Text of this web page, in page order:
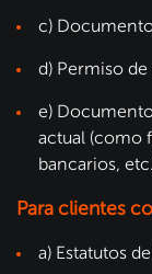
c)
d) Permiso
e)
actual (como
bancarios,
Para clientes
a) Estatutos